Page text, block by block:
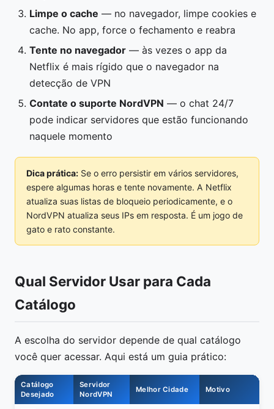
Limpe o cache — no navegador, limpe cookies e
cache. No app, force o fechamento e reabra
Tente no navegador — às vezes o app da
Netflix é mais rígido que o navegador na
detecção de VPN
Contate o suporte NordVPN — o chat 24/7
pode indicar servidores que estão funcionando
naquele momento
Dica prática: Se o erro persistir em vários servidores,
espere algumas horas e tente novamente. A Netflix
atualiza suas listas de bloqueio periodicamente, e o
NordVPN atualiza seus IPs em resposta. É um jogo de
gato e rato constante.
Qual Servidor Usar para Cada
Catálogo
A escolha do servidor depende de qual catálogo
você quer acessar. Aqui está um guia prático:
Catálogo
Desejado
Servidor
NordVPN
Melhor Cidade Motivo